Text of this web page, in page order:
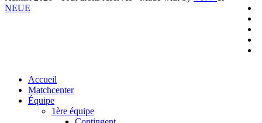
NEUE
Close
Menu
Accueil
Matchcenter
Équipe
1ère équipe